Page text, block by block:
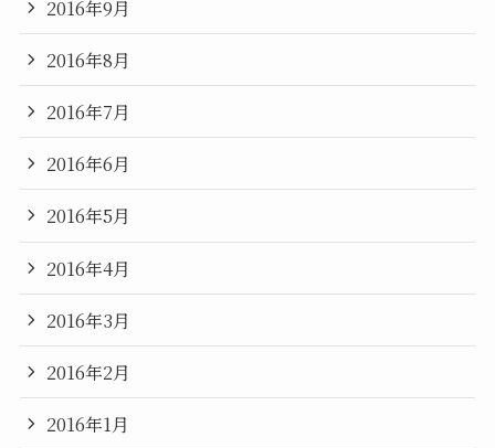
2016年9月
2016年8月
2016年7月
2016年6月
2016年5月
2016年4月
2016年3月
2016年2月
2016年1月